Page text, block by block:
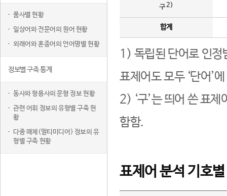
품사별 현황
일상어와 전문어의 원어 현황
외래어와 혼종어의 언어명별 현황
정보별 구축 통계
동사와 형용사의 문형 정보 현황
관련 어휘 정보의 유형별 구축 현
황
다중 매체(멀티미디어) 정보의 유
형별 구축 현황
구2)
합계
1) 독립된 단어로 인정
표제어도 모두 ‘단어’
2) ‘구’는 띄어 쓴 표
함함.
표제어 분석 기호